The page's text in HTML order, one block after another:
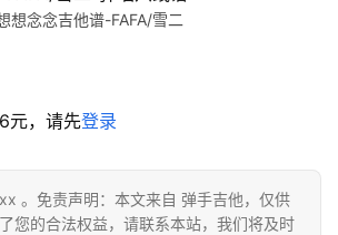
想念念吉他谱-FAFA/雪二
6元，请先登录
。免责声明：本文来自 弹手吉他，仅供
您的合法权益，请联系本站，我们将及时